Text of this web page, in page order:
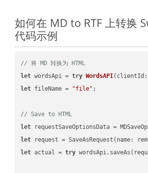
如何在 MD to RTF 上转换
代码示例
// 将 MD 转换为 HTML
let wordsApi = try WordsAPI( clientId:
let fileName = "file" ;
// Save to HTML
let requestSaveOptionsData =
let request = SaveAsRequest(name:
let actual = try